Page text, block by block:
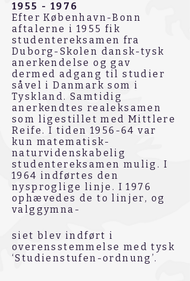
1955 - 1976
Efter København-Bonn
aftalerne i 1955 fik
studentereksamen fra
Duborg-Skolen dansk-tysk
anerkendelse og gav
dermed adgang til studier
såvel i Danmark som i
Tyskland. Samtidig
anerkendtes realeksamen
som ligestillet med Mittlere
Reife. I tiden 1956-64 var
kun matematisk-
naturvidenskabelig
studentereksamen mulig. I
1964 indførtes den
nysproglige linje. I 1976
ophævedes de to linjer, og
valggymna-
siet blev indført i
overensstemmelse med tysk
‘Studienstufen-ordnung’.